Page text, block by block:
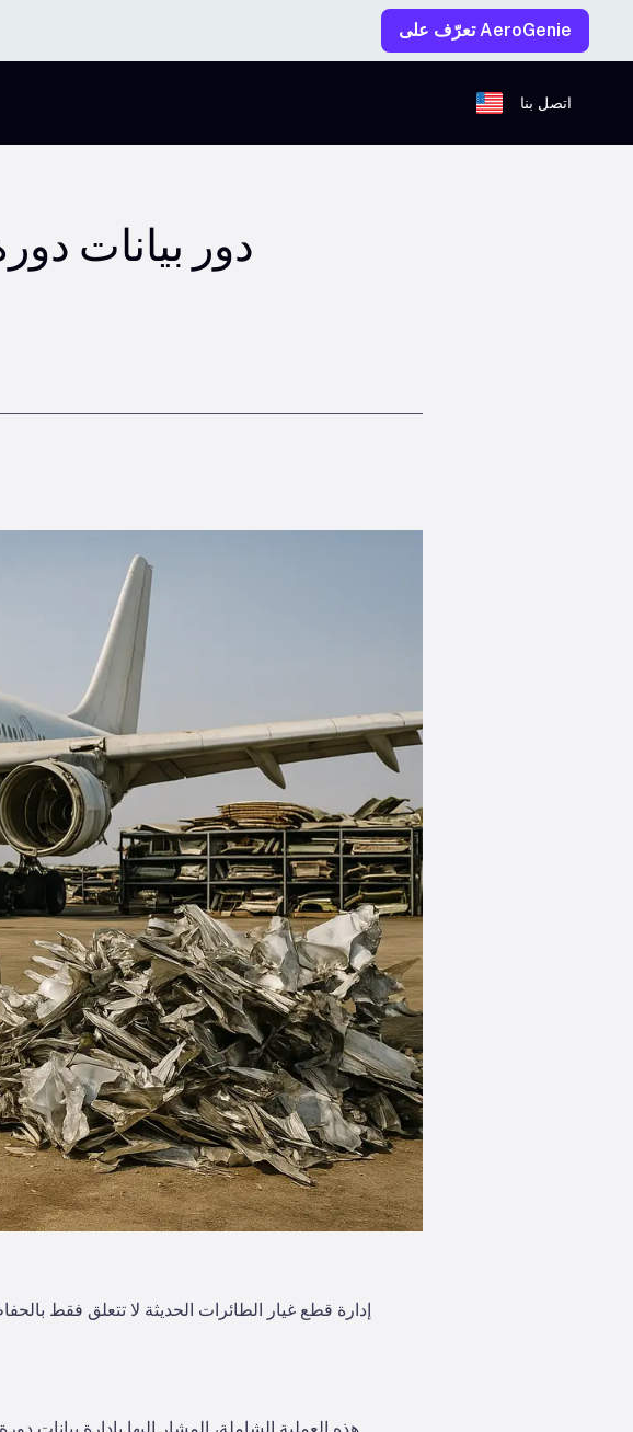
تعرّف على AeroGenie
اتصل بنا
دور بيانات
إدارة قطع غيار الطائرات الحديثة لا تتعلق فقط